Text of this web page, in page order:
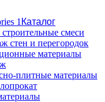
Каталог
смеси
стен и перегородок
материалы
плитные материалы